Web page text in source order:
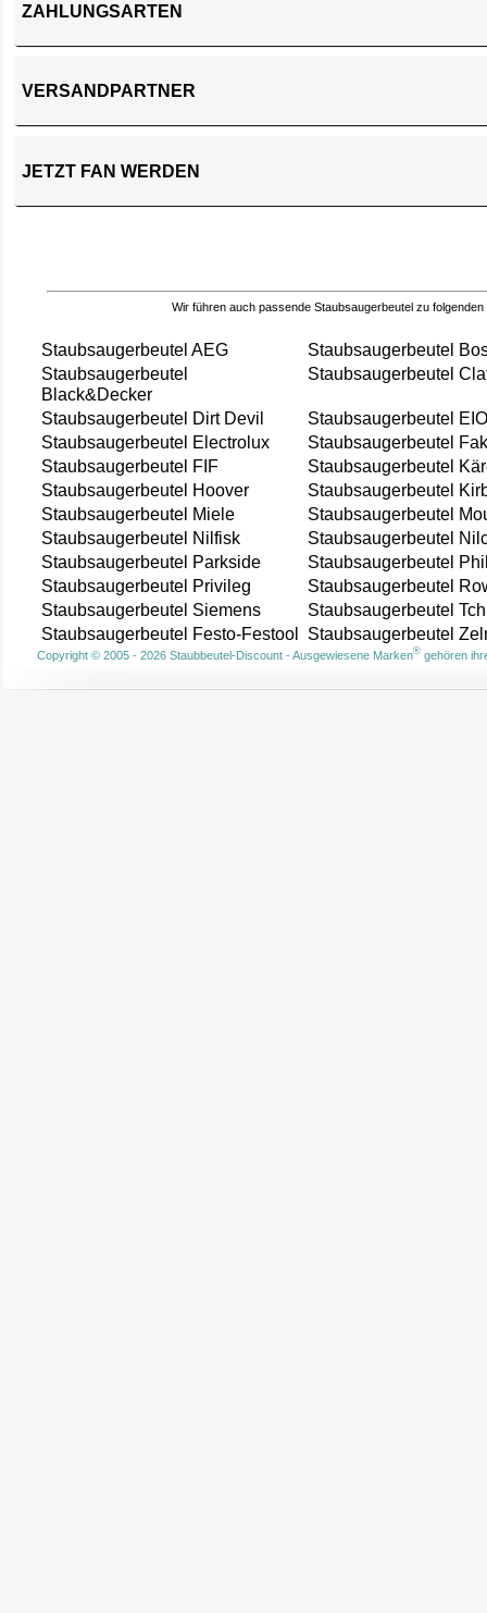
ZAHLUNGSARTEN
VERSANDPARTNER
JETZT FAN WERDEN
Wir führen auch passende Staubsaugerbeutel zu folgenden
Staubsaugerbeutel AEG
Staubsaugerbeutel
Staubsaugerbeutel
Black&Decker
Staubsaugerbeutel
Staubsaugerbeutel Dirt Devil
Staubsaugerbeutel
Staubsaugerbeutel Electrolux
Staubsaugerbeutel
Staubsaugerbeutel FIF
Staubsaugerbeutel
Staubsaugerbeutel Hoover
Staubsaugerbeutel
Staubsaugerbeutel Miele
Staubsaugerbeutel
Staubsaugerbeutel Nilfisk
Staubsaugerbeutel
Staubsaugerbeutel Parkside
Staubsaugerbeutel
Staubsaugerbeutel Privileg
Staubsaugerbeutel
Staubsaugerbeutel Siemens
Staubsaugerbeutel
Staubsaugerbeutel Festo-Festool
Staubsaugerbeutel
Copyright © 2005 - 2026 Staubbeutel-Discount - Ausgewiesene Marken®gehören